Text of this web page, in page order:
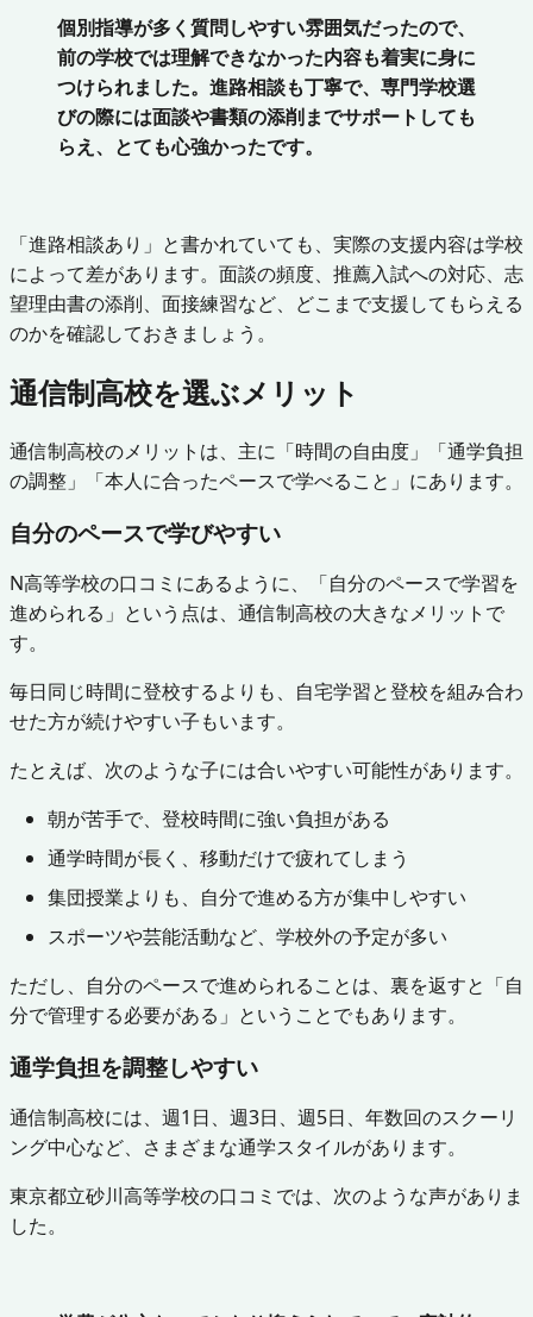
個別指導が多く質問しやすい雰囲気だったので、
前の学校では理解できなかった内容も着実に身に
つけられました。進路相談も丁寧で、専門学校選
びの際には面談や書類の添削までサポートしても
らえ、とても心強かったです。
「進路相談あり」と書かれていても、実際の支援内容は学校
によって差があります。面談の頻度、推薦入試への対応、志
望理由書の添削、面接練習など、どこまで支援してもらえる
のかを確認しておきましょう。
通信制高校を選ぶメリット
通信制高校のメリットは、主に「時間の自由度」「通学負担
の調整」「本人に合ったペースで学べること」にあります。
自分のペースで学びやすい
N高等学校の口コミにあるように、「自分のペースで学習を
進められる」という点は、通信制高校の大きなメリットで
す。
毎日同じ時間に登校するよりも、自宅学習と登校を組み合わ
せた方が続けやすい子もいます。
たとえば、次のような子には合いやすい可能性があります。
朝が苦手で、登校時間に強い負担がある
通学時間が長く、移動だけで疲れてしまう
集団授業よりも、自分で進める方が集中しやすい
スポーツや芸能活動など、学校外の予定が多い
ただし、自分のペースで進められることは、裏を返すと「自
分で管理する必要がある」ということでもあります。
通学負担を調整しやすい
通信制高校には、週1日、週3日、週5日、年数回のスクーリ
ング中心など、さまざまな通学スタイルがあります。
東京都立砂川高等学校の口コミでは、次のような声がありま
した。